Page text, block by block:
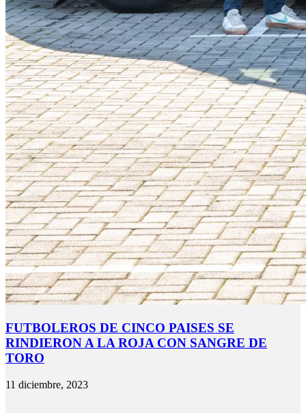
FUTBOLEROS DE CINCO PAISES SE
RINDIERON A LA ROJA CON SANGRE DE
TORO
11 diciembre, 2023